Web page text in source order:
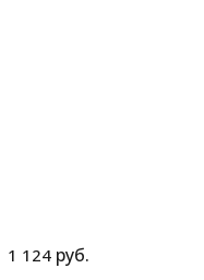
1 124 руб.